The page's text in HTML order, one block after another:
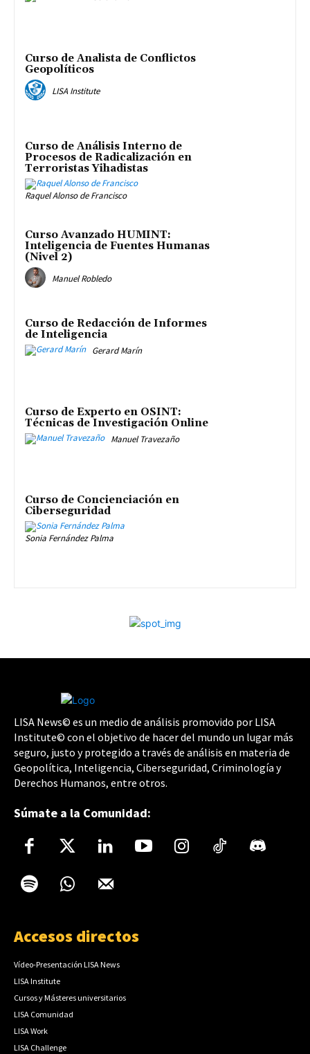
Curso de Analista de Conflictos
Geopolíticos
LISA Institute
Curso de Análisis Interno de
Procesos de Radicalización en
Terroristas Yihadistas
Raquel Alonso de Francisco
Curso Avanzado HUMINT:
Inteligencia de Fuentes Humanas
(Nivel 2)
Manuel Robledo
Curso de Redacción de Informes
de Inteligencia
Gerard Marín
Curso de Experto en OSINT:
Técnicas de Investigación Online
Manuel Travezaño
Curso de Concienciación en
Ciberseguridad
Sonia Fernández Palma
LISA News© es un medio de análisis promovido por LISA
Institute© con el objetivo de hacer del mundo un lugar más
seguro, justo y protegido a través de análisis en materia de
Geopolítica, Inteligencia, Ciberseguridad, Criminología y
Derechos Humanos, entre otros.
Súmate a la Comunidad:
Accesos directos
Vídeo-Presentación LISA News
LISA Institute
Cursos y Másteres universitarios
LISA Comunidad
LISA Work
LISA Challenge